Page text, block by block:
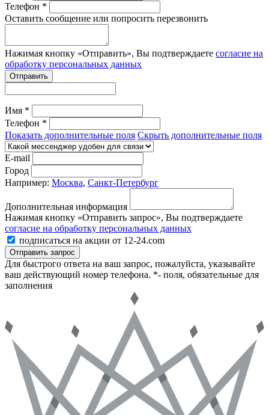
Телефон *
Оставить сообщение или попросить перезвонить
Нажимая кнопку «Отправить», Вы подтверждаете согласие на
обработку персональных данных
Отправить
Имя *
Телефон *
Показать дополнительные поля Скрыть дополнительные поля
E-mail
Город
Например: Москва, Санкт-Петербург
Дополнительная информация
Нажимая кнопку «Отправить запрос», Вы подтверждаете
согласие на обработку персональных данных
подписаться на акции от 12-24.com
Отправить запрос
Для быстрого ответа на ваш запрос, пожалуйста, указывайте
ваш действующий номер телефона. *- поля, обязательные для
заполнения